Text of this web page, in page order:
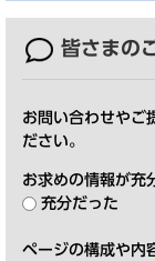
皆さまの
お問い合わせやご
ださい。
お求めの情報が充
充分だった
ページの構成や内